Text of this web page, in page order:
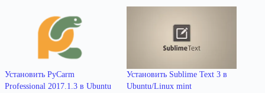
Установить PyCarm
Professional 2017.1.3 в Ubuntu
Установить Sublime Text 3 в
Ubuntu/Linux mint